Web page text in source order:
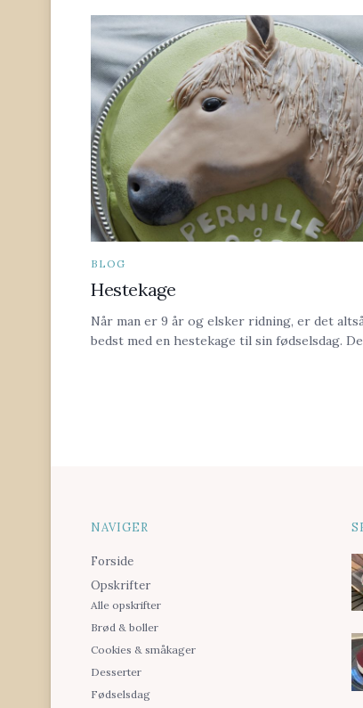
BLOG
Hestekage
Når man er 9 år og elsker ridning, er det
bedst med en hestekage til sin fødselsdag.
NAVIGER
Forside
Opskrifter
Alle opskrifter
Brød & boller
Cookies & småkager
Desserter
Fødselsdag